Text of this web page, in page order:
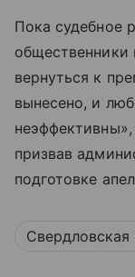
Пока судебное
вернуться к
вынесено, и
призвав
подготовке
Свердловская